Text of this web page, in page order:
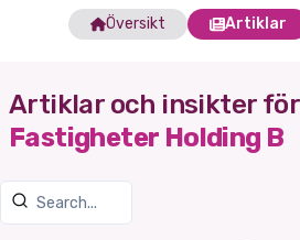
Översikt Artiklar
Artiklar och insikter för
Fastigheter Holding B